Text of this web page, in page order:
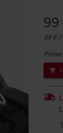
99
99 € /